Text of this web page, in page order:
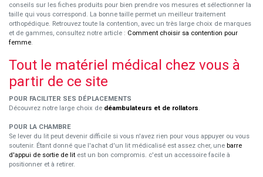
conseils sur les fiches produits pour bien prendre vos mesures et sélectionner la
taille qui vous correspond. La bonne taille permet un meilleur traitement
orthopédique. Retrouvez toute la contention, avec un très large choix de marques
et de gammes, consultez notre article : Comment choisir sa contention pour
femme.
Tout le matériel médical chez vous à
partir de ce site
POUR FACILITER SES DÉPLACEMENTS
Découvrez notre large choix de déambulateurs et de rollators.
POUR LA CHAMBRE
Se lever du lit peut devenir difficile si vous n'avez rien pour vous appuyer ou vous
soutenir. Étant donné que l'achat d'un lit médicalisé est assez cher, une barre
d'appui de sortie de lit est un bon compromis. c'est un accessoire facile à
positionner et à retirer.